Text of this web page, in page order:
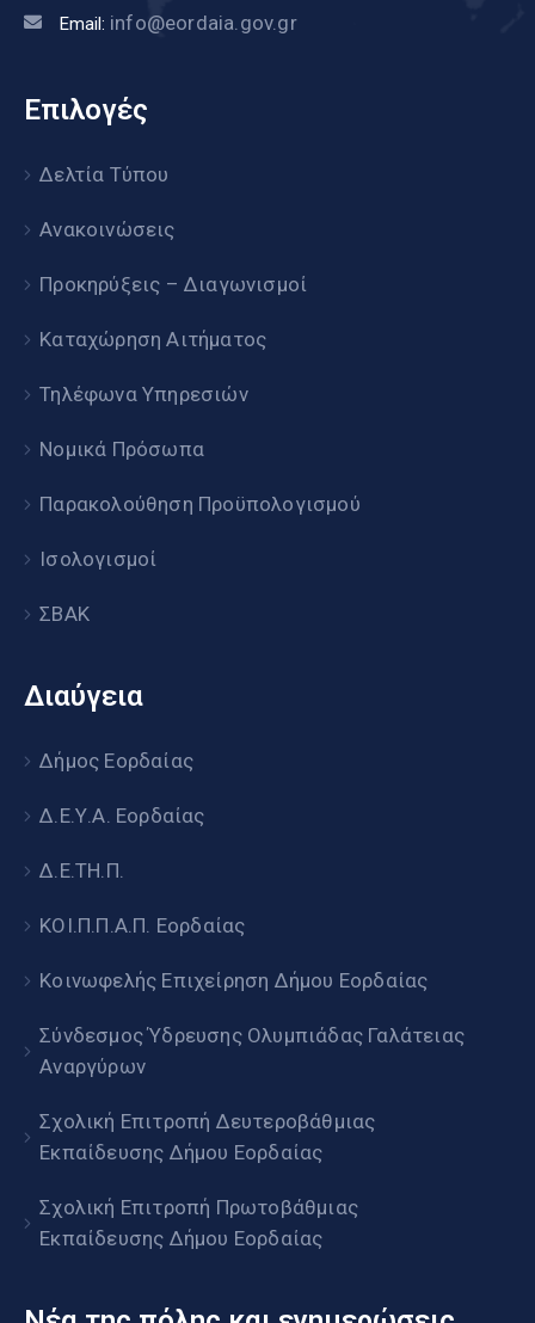
Email: info@eordaia.gov.gr
Επιλογές
Δελτία Τύπου
Ανακοινώσεις
Προκηρύξεις – Διαγωνισμοί
Καταχώρηση Αιτήματος
Τηλέφωνα Υπηρεσιών
Νομικά Πρόσωπα
Παρακολούθηση Προϋπολογισμού
Ισολογισμοί
ΣΒΑΚ
Διαύγεια
Δήμος Εορδαίας
Δ.Ε.Υ.Α. Εορδαίας
Δ.Ε.ΤΗ.Π.
ΚΟΙ.Π.Π.Α.Π. Εορδαίας
Κοινωφελής Επιχείρηση Δήμου Εορδαίας
Σύνδεσμος Ύδρευσης Ολυμπιάδας Γαλάτειας
Αναργύρων
Σχολική Επιτροπή Δευτεροβάθμιας
Εκπαίδευσης Δήμου Εορδαίας
Σχολική Επιτροπή Πρωτοβάθμιας
Εκπαίδευσης Δήμου Εορδαίας